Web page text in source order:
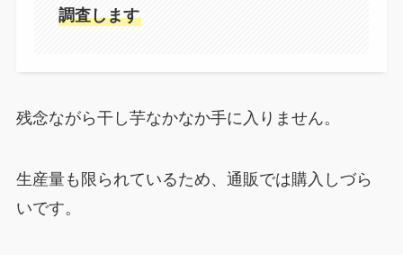
調査します
残念ながら干し芋なかなか手に入りません。
生産量も限られているため、通販では購入しづら
いです。